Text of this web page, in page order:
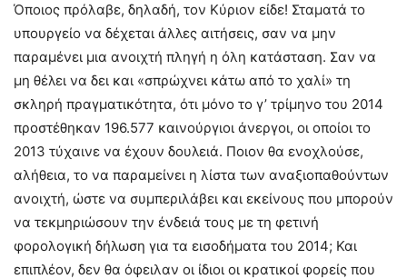
Όποιος πρόλαβε, δηλαδή, τον Κύριον είδε! Σταματά το
υπουργείο να δέχεται άλλες αιτήσεις, σαν να μην
παραμένει μια ανοιχτή πληγή η όλη κατάσταση. Σαν να
μη θέλει να δει και «σπρώχνει κάτω από το χαλί» τη
σκληρή πραγματικότητα, ότι μόνο το γ’ τρίμηνο του 2014
προστέθηκαν 196.577 καινούργιοι άνεργοι, οι οποίοι το
2013 τύχαινε να έχουν δουλειά. Ποιον θα ενοχλούσε,
αλήθεια, το να παραμείνει η λίστα των αναξιοπαθούντων
ανοιχτή, ώστε να συμπεριλάβει και εκείνους που μπορούν
να τεκμηριώσουν την ένδειά τους με τη φετινή
φορολογική δήλωση για τα εισοδήματα του 2014; Και
επιπλέον, δεν θα όφειλαν οι ίδιοι οι κρατικοί φορείς που